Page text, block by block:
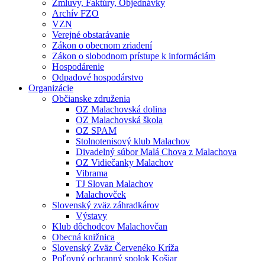
Zmluvy, Faktúry, Objednávky
Archív FZO
VZN
Verejné obstarávanie
Zákon o obecnom zriadení
Zákon o slobodnom prístupe k informáciám
Hospodárenie
Odpadové hospodárstvo
Organizácie
Občianske združenia
OZ Malachovská dolina
OZ Malachovská škola
OZ SPAM
Stolnotenisový klub Malachov
Divadelný súbor Malá Chova z Malachova
OZ Vidiečanky Malachov
Vibrama
TJ Slovan Malachov
Malachovček
Slovenský zväz záhradkárov
Výstavy
Klub dôchodcov Malachovčan
Obecná knižnica
Slovenský Zväz Červenéko Kríža
Poľovný ochranný spolok Košiar